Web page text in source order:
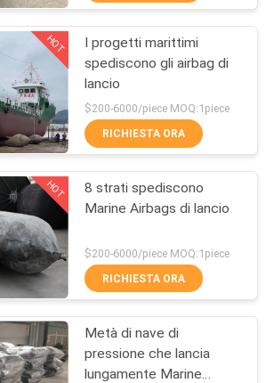
di
27
di
62
HOT
I progetti marittimi
spediscono gli airbag di
lancio
$200-6000/piece MOQ:1piece
RICHIESTA ORA
HOT
8 strati spediscono
Marine Airbags di lancio
$200-6000/piece MOQ:1piece
RICHIESTA ORA
Metà di nave di
pressione che lancia
lungamente Marine